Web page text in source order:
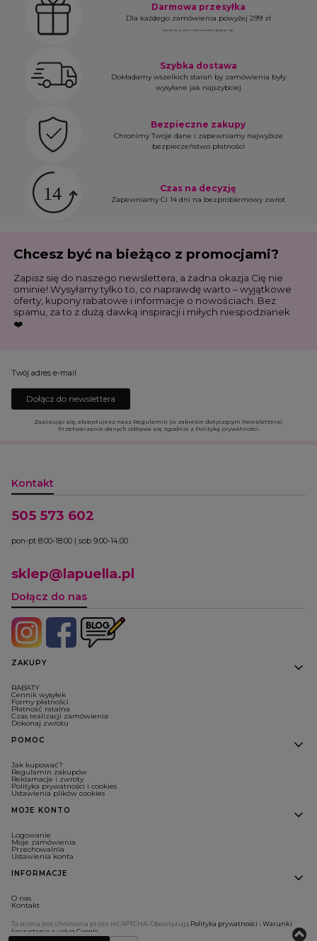
Darmowa przesyłka
Dla każdego zamówienia powyżej 299 zł
(nie dotyczy zamówień na meble i duży sprzęt)
Szybka dostawa
Dokładamy wszelkich starań by zamówienia były
wysyłane jak najszybciej
Bezpieczne zakupy
Chronimy Twoje dane i zapewniamy najwyższe
bezpieczeństwo płatności
Czas na decyzję
Zapewniamy Ci 14 dni na bezproblemowy zwrot
Chcesz być na bieżąco z promocjami?
Zapisz się do naszego newslettera, a żadna okazja Cię nie
ominie! Wysyłamy tylko to, co naprawdę warto – wyjątkowe
oferty, kupony rabatowe i informacje o nowościach. Bez
spamu, za to z dużą dawką inspiracji i miłych niespodzianek
❤️
Twój adres e-mail
Dołącz do newslettera
Zapisując się, akceptujesz nasz Regulamin (w zakresie dotyczącym Newslettera).
Przetwarzanie danych odbywa się zgodnie z Polityką prywatności.
Kontakt
505 573 602
pon-pt 8:00-18:00 | sob 9:00-14:00
sklep@lapuella.pl
Dołącz do nas
Linki w stopce
ZAKUPY
RABATY
Cennik wysyłek
Formy płatności
Płatność ratalna
Czas realizacji zamówienia
Dokonaj zwrotu
POMOC
Jak kupować?
Regulamin zakupów
Reklamacje i zwroty
Polityka prywatności i cookies
Ustawienia plików cookies
MOJE KONTO
Logowanie
Moje zamówienia
Przechowalnia
Ustawienia konta
INFORMACJE
O nas
Kontakt
Ta strona jest chroniona przez reCAPTCHA. Obowiązują Polityka prywatności i Warunki
korzystania z usług Google